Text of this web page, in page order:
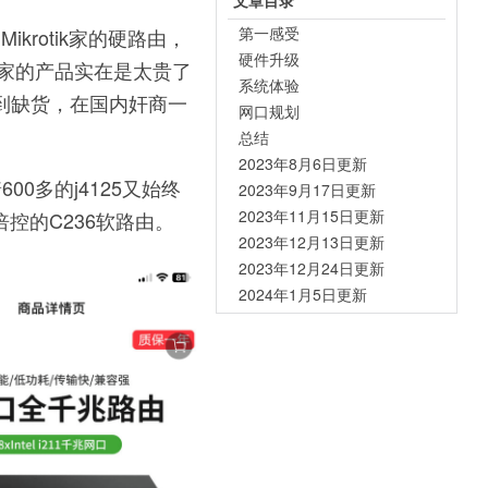
第一感受
硬件升级
系统体验
网口规划
总结
2023年8月6日更新
2023年9月17日更新
2023年11月15日更新
2023年12月13日更新
2023年12月24日更新
2024年1月5日更新
家的硬路由，
的产品实在是太贵了
缺货，在国内奸商一
多的j4125又始终
的C236软路由。